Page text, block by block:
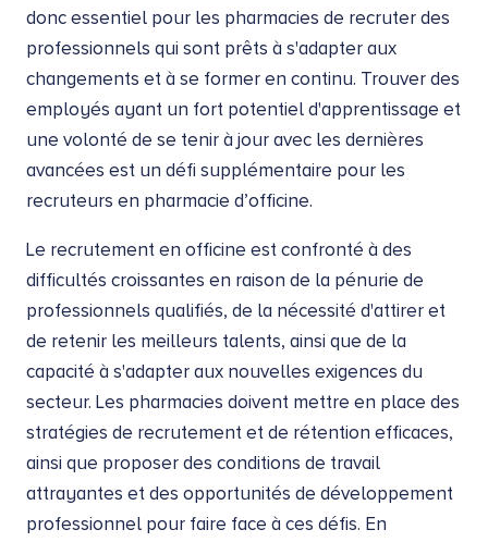
donc essentiel pour les pharmacies de recruter des
professionnels qui sont prêts à s'adapter aux
changements et à se former en continu. Trouver des
employés ayant un fort potentiel d'apprentissage et
une volonté de se tenir à jour avec les dernières
avancées est un défi supplémentaire pour les
recruteurs en pharmacie d’officine.
Le recrutement en officine est confronté à des
difficultés croissantes en raison de la pénurie de
professionnels qualifiés, de la nécessité d'attirer et
de retenir les meilleurs talents, ainsi que de la
capacité à s'adapter aux nouvelles exigences du
secteur. Les pharmacies doivent mettre en place des
stratégies de recrutement et de rétention efficaces,
ainsi que proposer des conditions de travail
attrayantes et des opportunités de développement
professionnel pour faire face à ces défis. En